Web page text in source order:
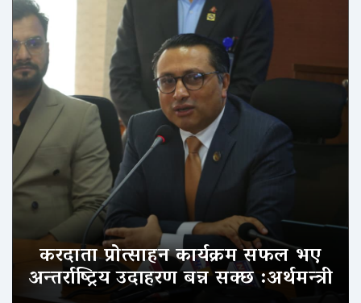
करदाता प्रोत्साहन कार्यक्रम सफल भए
अन्तर्राष्ट्रिय उदाहरण बन्न सक्छ :अर्थमन्त्री